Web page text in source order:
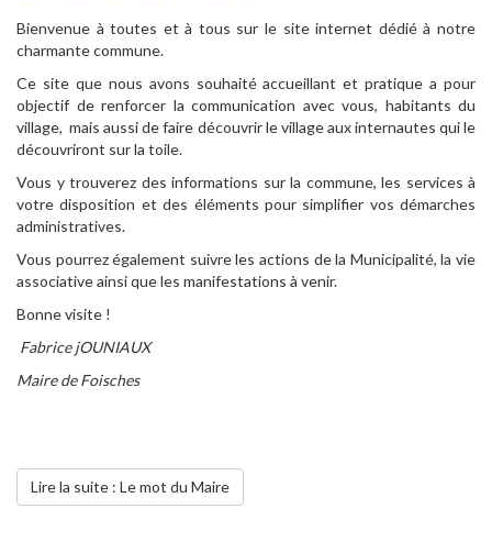
Bienvenue à toutes et à tous sur le site internet dédié à notre
charmante commune.
Ce site que nous avons souhaité accueillant et pratique a pour
objectif de renforcer la communication avec vous, habitants du
village, mais aussi de faire découvrir le village aux internautes qui le
découvriront sur la toile.
Vous y trouverez des informations sur la commune, les services à
votre disposition et des éléments pour simplifier vos démarches
administratives.
Vous pourrez également suivre les actions de la Municipalité, la vie
associative ainsi que les manifestations à venir.
Bonne visite !
Fabrice jOUNIAUX
Maire de Foisches
Lire la suite : Le mot du Maire